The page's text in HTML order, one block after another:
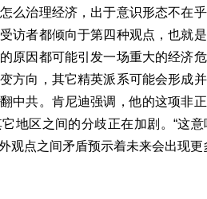
么治理经济，出于意识形态不在
访者都倾向于第四种观点，也就
原因都可能引发一场重大的经济
方向，其它精英派系可能会形成
中共。肯尼迪强调，他的这项非
地区之间的分歧正在加剧。“这
观点之间矛盾预示着未来会出现更